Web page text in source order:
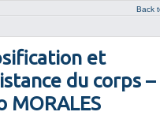
Back
et
du corps –
MORALES